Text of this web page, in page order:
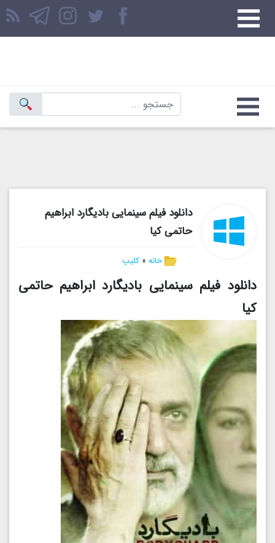
دانلود فیلم سینمایی بادیگارد ابراهیم
حاتمی کیا
خانه» کلیپ
دانلود فیلم سینمایی بادیگارد ابراهیم حاتمی
کیا